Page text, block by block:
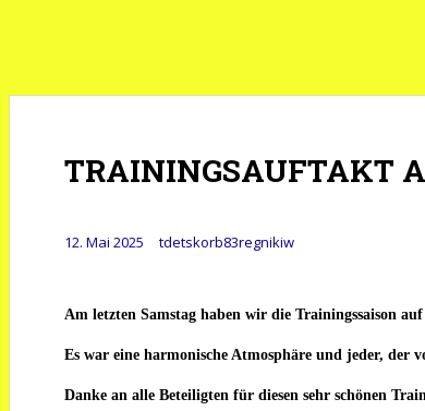
TRAININGSAUFTAKT
12. Mai 2025 tdetskorb83regnikiw
Am letzten Samstag haben wir die Trainingssaison
Es war eine harmonische Atmosphäre und jeder, der
Danke an alle Beteiligten für diesen sehr schönen